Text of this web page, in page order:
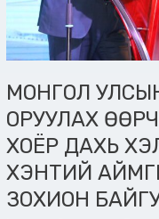
МОНГОЛ
ОРУУЛАХ
ХОЁР ДАХЬ
ХЭНТИЙ
ЗОХИОН
ХЭНТИЙ
АЙМГИЙН
ИРГЭДЭД
БАЙГУУЛЛАА